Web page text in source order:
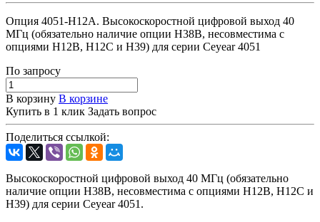
Опция 4051-H12A. Высокоскоростной цифровой выход 40
МГц (обязательно наличие опции H38B, несовместима с
опциями H12B, H12C и H39) для серии Ceyear 4051
По запросу
В корзину В корзине
Купить в 1 клик Задать вопрос
Поделиться ссылкой:
Высокоскоростной цифровой выход 40 МГц (обязательно
наличие опции H38B, несовместима с опциями H12B, H12C и
H39) для серии Ceyear 4051.